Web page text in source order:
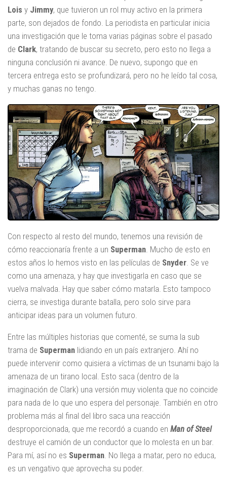
Lois y Jimmy, que tuvieron un rol muy activo en la primera
parte, son dejados de fondo. La periodista en particular inicia
una investigación que le toma varias páginas sobre el pasado
de Clark, tratando de buscar su secreto, pero esto no llega a
ninguna conclusión ni avance. De nuevo, supongo que en
tercera entrega esto se profundizará, pero no he leído tal cosa,
y muchas ganas no tengo.
Con respecto al resto del mundo, tenemos una revisión de
cómo reaccionaría frente a un Superman. Mucho de esto en
estos años lo hemos visto en las películas de Snyder. Se ve
como una amenaza, y hay que investigarla en caso que se
vuelva malvada. Hay que saber cómo matarla. Esto tampoco
cierra, se investiga durante batalla, pero solo sirve para
anticipar ideas para un volumen futuro.
Entre las múltiples historias que comenté, se suma la sub
trama de Superman lidiando en un país extranjero. Ahí no
puede intervenir como quisiera a víctimas de un tsunami bajo la
amenaza de un tirano local. Esto saca (dentro de la
imaginación de Clark) una versión muy violenta que no coincide
para nada de lo que uno espera del personaje. También en otro
problema más al final del libro saca una reacción
desproporcionada, que me recordó a cuando en Man of Steel
destruye el camión de un conductor que lo molesta en un bar.
Para mí, así no es Superman . No llega a matar, pero no educa,
es un vengativo que aprovecha su poder.